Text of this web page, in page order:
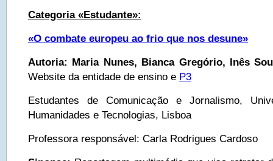
Categoria «Estudante»:
«O combate europeu ao frio que nos desune»
Autoria: Maria Nunes, Bianca Gregório, Inês
Website da entidade de ensino e P3
Estudantes de Comunicação e Jornalismo,
Humanidades e Tecnologias, Lisboa
Professora responsável: Carla Rodrigues Cardoso